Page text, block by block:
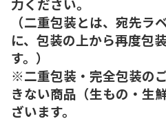
力ください。
（二重包装とは、宛先ラ
に、包装の上から再度包
す。）
※二重包装・完全包装の
きない商品（生もの・生
ざいます。